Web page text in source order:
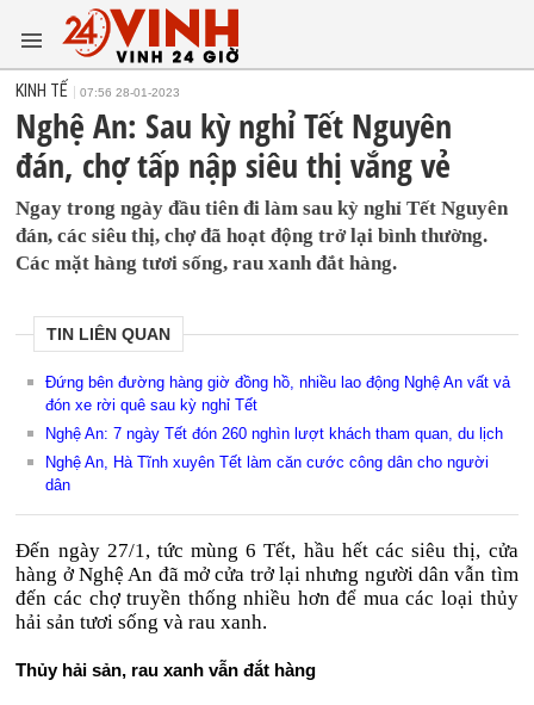
KINH TẾ 07:56 28-01-2023
Nghệ An: Sau kỳ nghỉ Tết Nguyên
đán, chợ tấp nập siêu thị vắng vẻ
Ngay trong ngày đầu tiên đi làm sau kỳ nghỉ Tết Nguyên
đán, các siêu thị, chợ đã hoạt động trở lại bình thường.
Các mặt hàng tươi sống, rau xanh đắt hàng.
TIN LIÊN QUAN
Đứng bên đường hàng giờ đồng hồ, nhiều lao động Nghệ An vất vả
đón xe rời quê sau kỳ nghỉ Tết
Nghệ An: 7 ngày Tết đón 260 nghìn lượt khách tham quan, du lịch
Nghệ An, Hà Tĩnh xuyên Tết làm căn cước công dân cho người
dân
Đến ngày 27/1, tức mùng 6 Tết, hầu hết các siêu thị, cửa
hàng ở Nghệ An đã mở cửa trở lại nhưng người dân vẫn tìm
đến các chợ truyền thống nhiều hơn để mua các loại thủy
hải sản tươi sống và rau xanh.
Thủy hải sản, rau xanh vẫn đắt hàng